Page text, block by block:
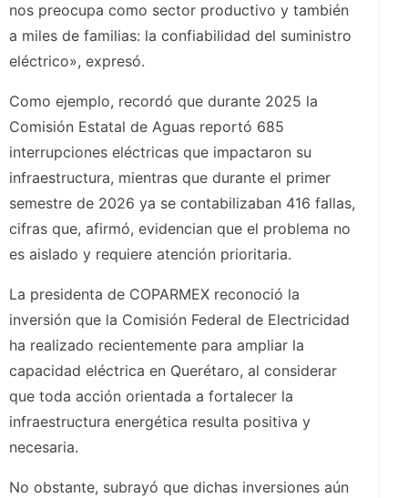
nos preocupa como sector productivo y también
a miles de familias: la confiabilidad del suministro
eléctrico», expresó.
Como ejemplo, recordó que durante 2025 la
Comisión Estatal de Aguas reportó 685
interrupciones eléctricas que impactaron su
infraestructura, mientras que durante el primer
semestre de 2026 ya se contabilizaban 416 fallas,
cifras que, afirmó, evidencian que el problema no
es aislado y requiere atención prioritaria.
La presidenta de COPARMEX reconoció la
inversión que la Comisión Federal de Electricidad
ha realizado recientemente para ampliar la
capacidad eléctrica en Querétaro, al considerar
que toda acción orientada a fortalecer la
infraestructura energética resulta positiva y
necesaria.
No obstante, subrayó que dichas inversiones aún